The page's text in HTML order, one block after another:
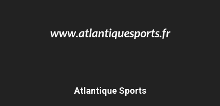
Atlantique Sports